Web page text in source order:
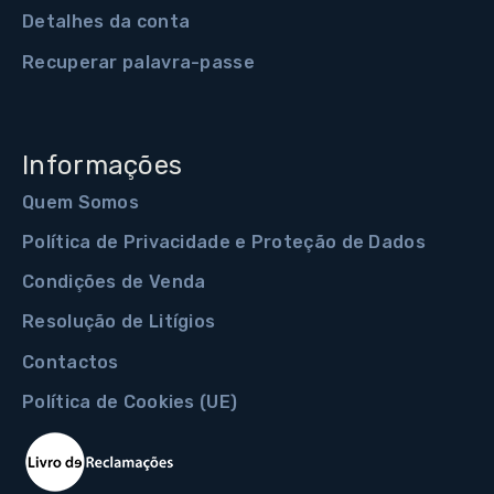
Detalhes da conta
Recuperar palavra-passe
Informações
Quem Somos
Política de Privacidade e Proteção de Dados
Condições de Venda
Resolução de Litígios
Contactos
Política de Cookies (UE)